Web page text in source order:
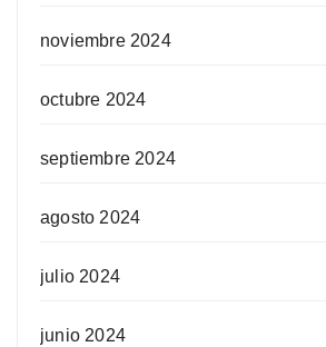
noviembre 2024
octubre 2024
septiembre 2024
agosto 2024
julio 2024
junio 2024